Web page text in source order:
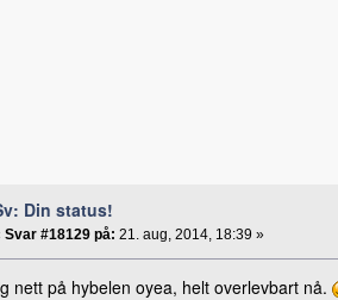
Din status!
Svar #18129 på: 21. aug, 2014, 18:39 »
nett på hybelen oyea, helt overlevbart nå.